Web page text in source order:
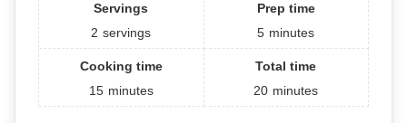
Servings
2 servings
Prep time
5 minutes
Cooking time
15 minutes
Total time
20 minutes